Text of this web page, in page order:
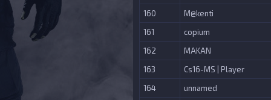
160
M@kenti
161
copium
162
MAKAN
163
Cs16-MS | Player
164
unnamed